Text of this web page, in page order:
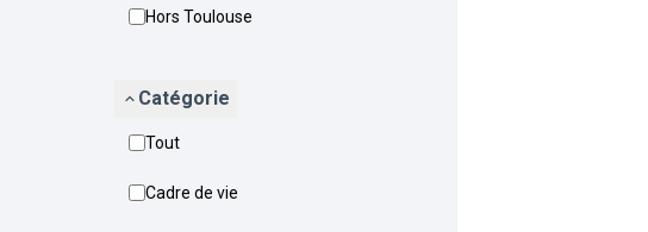
Hors Toulouse
Catégorie
Tout
Cadre de vie